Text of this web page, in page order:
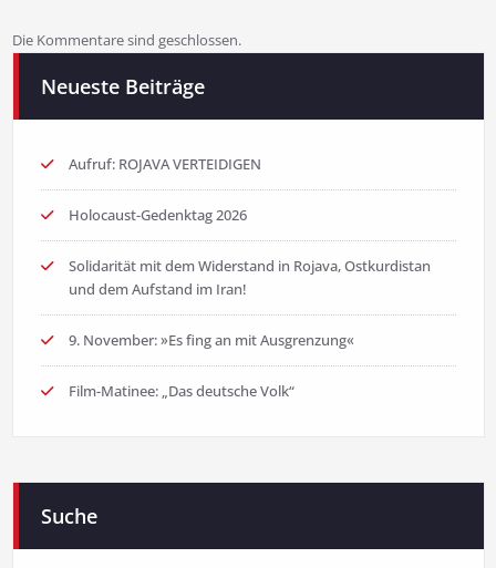
Die Kommentare sind geschlossen.
Neueste Beiträge
Aufruf: ROJAVA VERTEIDIGEN
Holocaust-Gedenktag 2026
Solidarität mit dem Widerstand in Rojava, Ostkurdistan
und dem Aufstand im Iran!
9. November: »Es fing an mit Ausgrenzung«
Film-Matinee: „Das deutsche Volk“
Suche